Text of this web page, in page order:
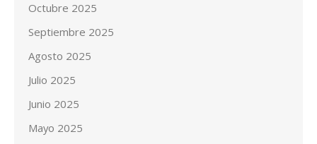
Octubre 2025
Septiembre 2025
Agosto 2025
Julio 2025
Junio 2025
Mayo 2025